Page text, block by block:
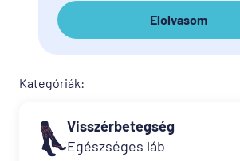
Elolvasom
Kategóriák:
Visszérbetegség
Egészséges láb